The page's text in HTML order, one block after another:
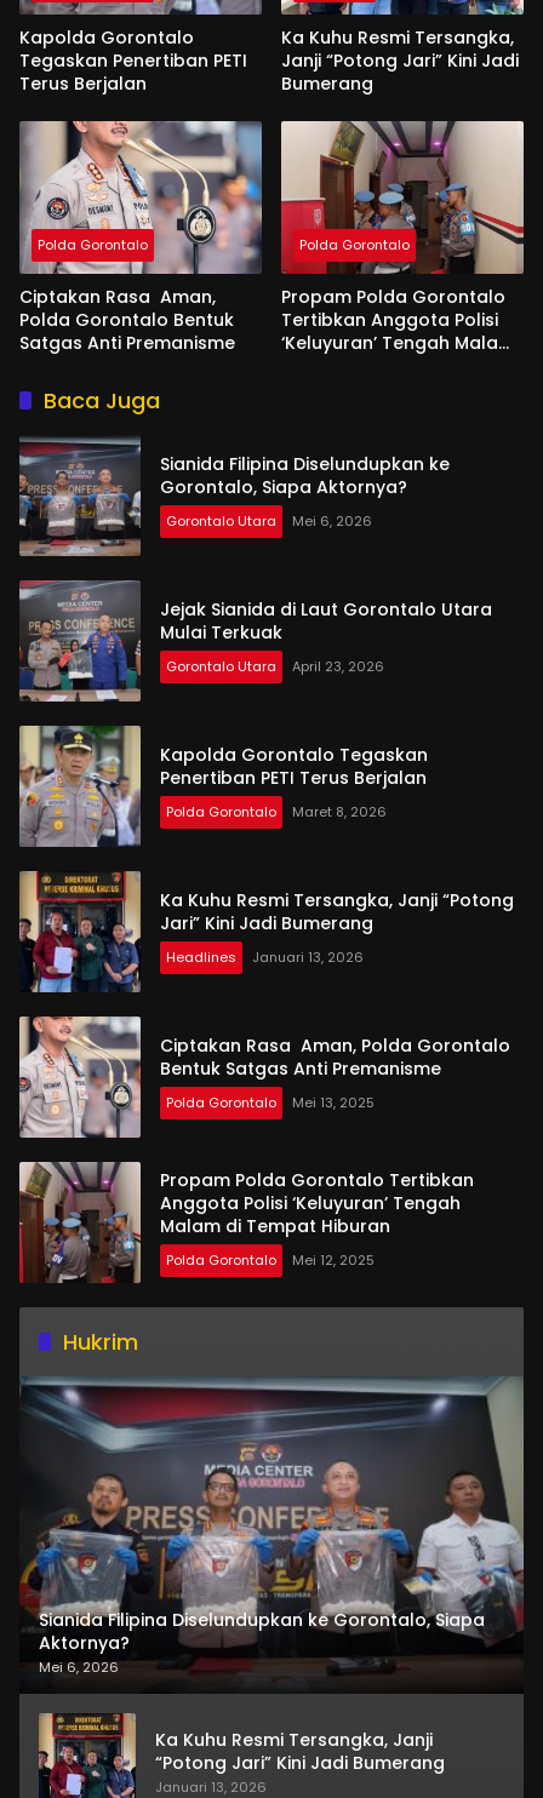
Kapolda Gorontalo
Tegaskan Penertiban PETI
Terus Berjalan
Ka Kuhu Resmi Tersangka,
Janji “Potong Jari” Kini Jadi
Bumerang
Polda Gorontalo
Ciptakan Rasa Aman,
Polda Gorontalo Bentuk
Satgas Anti Premanisme
Polda Gorontalo
Propam Polda Gorontalo
Tertibkan Anggota Polisi
‘Keluyuran’ Tengah Malam
Baca Juga
Sianida Filipina Diselundupkan ke
Gorontalo, Siapa Aktornya?
Gorontalo Utara Mei 6, 2026
Jejak Sianida di Laut Gorontalo Utara
Mulai Terkuak
Gorontalo Utara April 23, 2026
Kapolda Gorontalo Tegaskan
Penertiban PETI Terus Berjalan
Polda Gorontalo Maret 8, 2026
Ka Kuhu Resmi Tersangka, Janji “Potong
Jari” Kini Jadi Bumerang
Headlines Januari 13, 2026
Ciptakan Rasa Aman, Polda Gorontalo
Bentuk Satgas Anti Premanisme
Polda Gorontalo Mei 13, 2025
Propam Polda Gorontalo Tertibkan
Anggota Polisi ‘Keluyuran’ Tengah
Malam di Tempat Hiburan
Polda Gorontalo Mei 12, 2025
Hukrim
Sianida Filipina Diselundupkan ke Gorontalo, Siapa
Aktornya?
Mei 6, 2026
Ka Kuhu Resmi Tersangka, Janji
“Potong Jari” Kini Jadi Bumerang
Januari 13, 2026